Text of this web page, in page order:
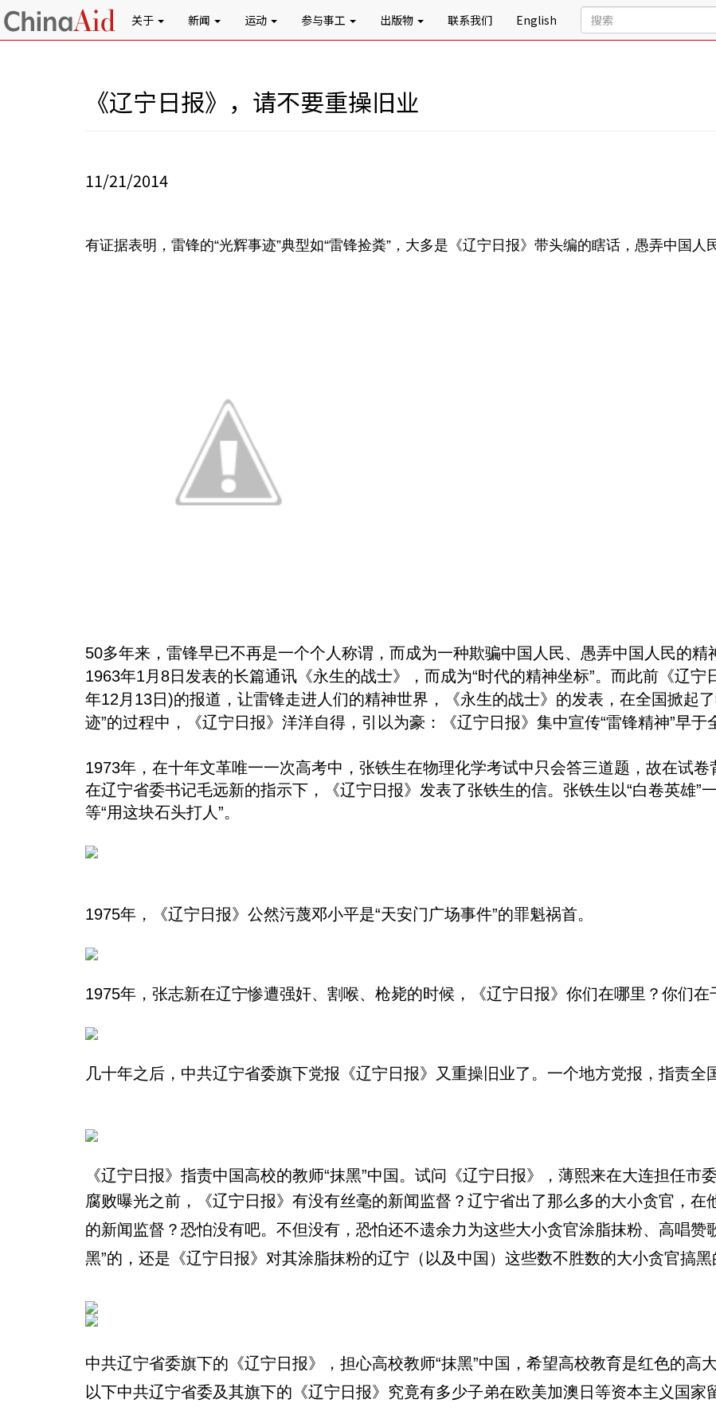
关于 新闻 运动 参与事工 出版物 联系我们 English
《辽宁日报》，请不要重操旧业
11/21/2014
有证据表明， 雷锋的“光辉事迹”典型如“雷锋捡粪”，大多是《辽宁日报》带头编的瞎话，愚弄中国人
50多年来，雷锋早已不再是一个个人称谓，而成为一种欺骗中国人民、愚弄中国人民的精
1963年1月8日发表的长篇通讯《永生的战士》，而成为“时代的精神坐标”。而此前 《辽宁
年12月13日)的报道，让雷锋走进人们的精神世界，《永生的战士》的发表，在全国掀起
迹”的过程中，《辽宁日报》洋洋自得，引以为豪：
《辽宁日报》 集中宣传“雷锋精神”早
1973年，在十年文革唯一一次高考中，张铁生在物理化学考试中只会答三道题，故在试卷
在辽宁省委书记毛远新的指示下，《辽宁日报》发表了张铁生的信。张铁生以“白卷英雄”
等“用这块石头打人”。
1975年，《辽宁日报》公然污蔑邓小平是“天安门广场事件”的罪魁祸首。
1975年，张志新在辽宁惨遭强奸、割喉、枪毙的时候，《辽宁日报》你们在哪里？你们在
几十年之后，中共辽宁省委旗下党报《辽宁日报》又重操旧业了。一个地方党报，指责全
《辽宁日报》指责中国高校的教师“抹黑”中国。试问《辽宁日报》，薄熙来在大连担任市
腐败曝光之前，《辽宁日报》 有没有丝毫的新闻监督？辽宁省出了那么多的大小贪官，在
的新闻监督？恐怕没有吧。不但没有，恐怕还不遗余力为这些大小贪官涂脂抹粉、高唱赞
黑”的，还是《辽宁日报》对其涂脂抹粉的辽宁（以及中国）这些数不胜数的大小贪官搞黑
中共辽宁省委旗下的《辽宁日报》，担心高校教师“抹黑”中国，希望高校教育是红色的高
以下中共辽宁省委及其旗下的《辽宁日报》究竟有多少子弟在欧美加澳日等资本主义国家